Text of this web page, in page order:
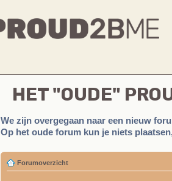
HET "OUDE"
We zijn overgegaan naar een nieuw
Op het oude forum kun je niets
Forumoverzicht